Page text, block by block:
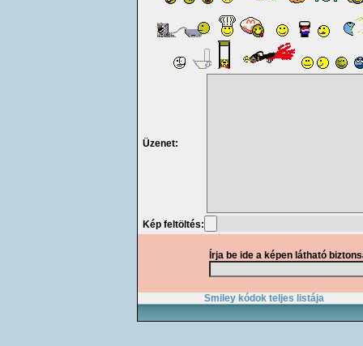
Üzenet:
Kép feltöltés:
Írja be ide a képen látható
Smiley kódok teljes listája